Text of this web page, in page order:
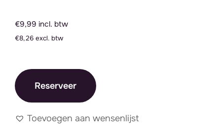
€9,99 incl. btw
€8,26 excl. btw
Reserveer
Toevoegen aan wensenlijst